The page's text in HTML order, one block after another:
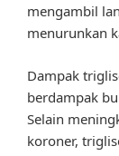
mengambil
menurunkan
Dampak
berdampak
Selain
koroner,